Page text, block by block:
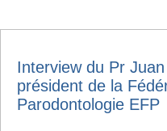
Interview du Pr
président de la
Parodontologie EFP